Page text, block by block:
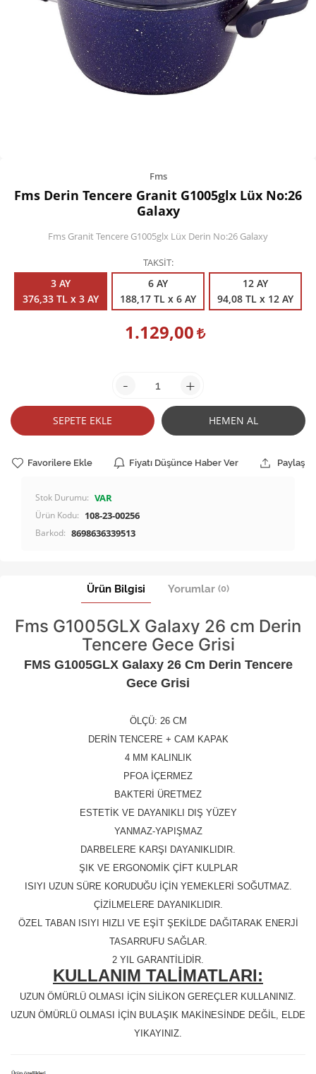
Kişisel Bakım
Züccaciye
Ev Tekstili
Fms
Fms Derin Tencere Granit G1005glx Lüx No:26
Galaxy
Fms Granit Tencere G1005glx Lüx Derin No:26 Galaxy
TAKSİT
3 AY
376,33 TL x 3 AY
6 AY
188,17 TL x 6 AY
12 AY
94,08 TL x 12 AY
1.129,00
- +
SEPETE EKLE HEMEN AL
Favorilere Ekle Fiyatı Düşünce Haber Ver Paylaş
Stok Durumu: VAR
Ürün Kodu: 108-23-00256
Barkod: 8698636339513
Ürün Bilgisi Yorumlar (0)
Fms G1005GLX Galaxy 26 cm Derin
Tencere Gece Grisi
FMS G1005GLX Galaxy 26 Cm Derin Tencere
Gece Grisi
ÖLÇÜ: 26 CM
DERİN TENCERE + CAM KAPAK
4 MM KALINLIK
PFOA İÇERMEZ
BAKTERİ ÜRETMEZ
ESTETİK VE DAYANIKLI DIŞ YÜZEY
YANMAZ-YAPIŞMAZ
DARBELERE KARŞI DAYANIKLIDIR.
ŞIK VE ERGONOMİK ÇİFT KULPLAR
ISIYI UZUN SÜRE KORUDUĞU İÇİN YEMEKLERİ SOĞUTMAZ.
ÇİZİLMELERE DAYANIKLIDIR.
ÖZEL TABAN ISIYI HIZLI VE EŞİT ŞEKİLDE DAĞITARAK ENERJİ
TASARRUFU SAĞLAR.
2 YIL GARANTİLİDİR.
KULLANIM TALİMATLARI:
UZUN ÖMÜRLÜ OLMASI İÇİN SİLİKON GEREÇLER KULLANINIZ.
UZUN ÖMÜRLÜ OLMASI İÇİN BULAŞIK MAKİNESİNDE DEĞİL, ELDE
YIKAYINIZ.